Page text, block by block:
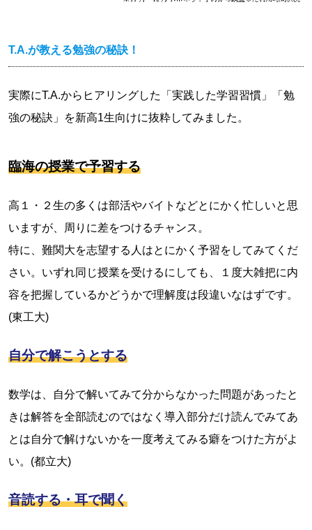
T.A.が教える勉強の秘訣！
実際にT.A.からヒアリングした「実践した学習習慣」「勉
強の秘訣」を新高1生向けに抜粋してみました。
臨海の授業で予習する
高１・２生の多くは部活やバイトなどとにかく忙しいと思
いますが、周りに差をつけるチャンス。
特に、難関大を志望する人はとにかく予習をしてみてくだ
さい。いずれ同じ授業を受けるにしても、１度大雑把に内
容を把握しているかどうかで理解度は段違いなはずです。
(東工大)
自分で解こうとする
数学は、自分で解いてみて分からなかった問題があったと
きは解答を全部読むのではなく導入部分だけ読んでみてあ
とは自分で解けないかを一度考えてみる癖をつけた方がよ
い。(都立大)
音読する・耳で聞く